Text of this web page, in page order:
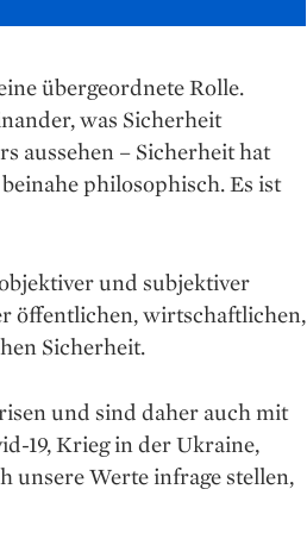
übergeordnete Rolle.
was Sicherheit
aussehen – Sicherheit hat
philosophisch. Es ist
und subjektiver
öffentlichen, wirt­schaftlichen,
Sicherheit.
und sind daher auch mit
19, Krieg in der Ukraine,
unsere Werte infrage stellen,